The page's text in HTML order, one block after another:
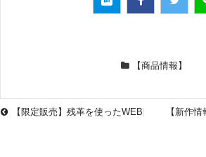
【商品情報】
【限定販売】残革を使ったWEB限定版スマー
【新作